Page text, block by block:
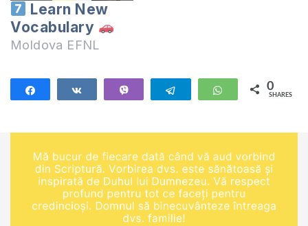
Learn New
Vocabulary
Moldova EFNL
Telegram WhatsApp
0
SHARES